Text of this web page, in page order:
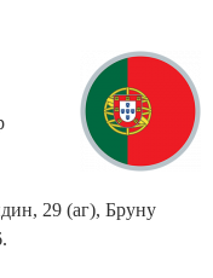
29 (аг), Бруну